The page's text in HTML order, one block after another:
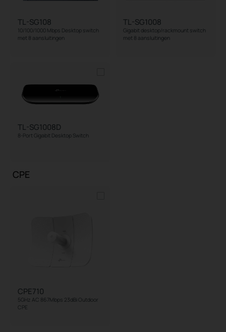
TL-SG108
10/100/1000 Mbps Desktop switch
met 8 aansluitingen
TL-SG1008
Gigabit desktop/rackmount switch
met 8 aansluitingen
TL-SG1008D
8-Port Gigabit Desktop Switch
CPE
CPE710
5GHz AC 867Mbps 23dBi Outdoor
CPE